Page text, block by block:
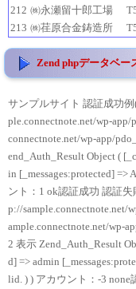
212 ㈱永瀬留十郎工場
213 ㈱荏原合金鋳造所
Zend phpデータベー
サンプルサイト 認証成功
ple.connectnote.net/wp-app/
connectnote.net/wp-app/
end_Auth_Result Object (
in [_messages:protected] =>
ント：1 ok認証成功 認証
p://sample.connectnote.net/
ample.connectnote.net/wp-
2 表示 Zend_Auth_Result
d] => admin
lid. ) ) アカウント：-3 none